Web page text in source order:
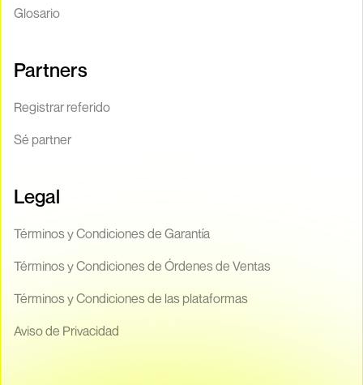
Glosario
Partners
Registrar referido
Sé partner
Legal
Términos y Condiciones de Garantía
Términos y Condiciones de Órdenes de Ventas
Términos y Condiciones de las plataformas
Aviso de Privacidad